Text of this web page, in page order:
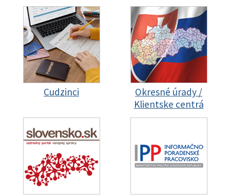
Cudzinci
Okresné úrady /
Klientske centrá